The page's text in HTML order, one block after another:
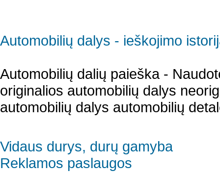
Automobilių dalys - ieškojimo
Automobilių dalių paieška -
originalios automobilių dalys
automobilių dalys automobilių
Vidaus durys, durų gamyba
Reklamos paslaugos